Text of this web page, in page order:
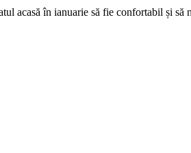
acasă în ianuarie să fie confortabil și să